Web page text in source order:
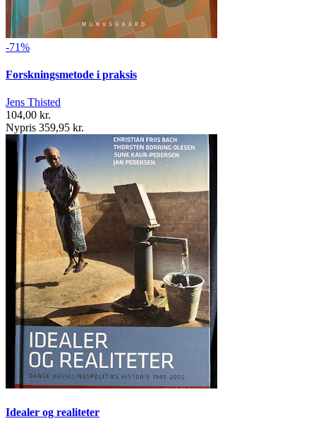
-71%
Forskningsmetode i praksis
Jens Thisted
104,00 kr.
Nypris 359,95 kr.
Idealer og realiteter